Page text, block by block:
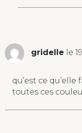
gridelle le
qu’est ce
toutes ces